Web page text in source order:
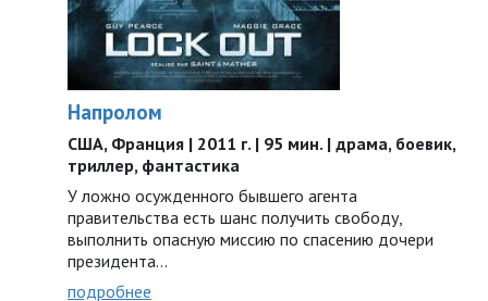
Напролом
США, Франция | 2011 г. | 95 мин. | драма, боевик,
триллер, фантастика
У ложно осужденного бывшего агента
правительства есть шанс получить свободу,
выполнить опасную миссию по спасению дочери
президента…
подробнее